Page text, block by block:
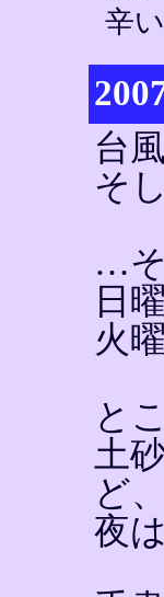
辛
台
そ
…
日
火
と
土
ど、
夜